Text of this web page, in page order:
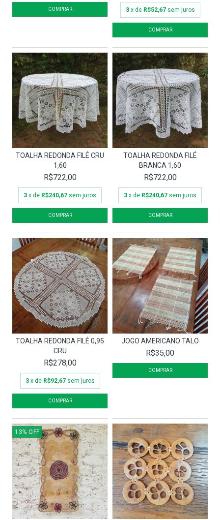
3 x de R$52,67 sem juros
TOALHA REDONDA FILÉ CRU
1,60
R$722,00
3 x de R$240,67 sem juros
TOALHA REDONDA FILÉ
BRANCA 1,60
R$722,00
3 x de R$240,67 sem juros
TOALHA REDONDA FILÉ 0,95
CRU
R$278,00
3 x de R$92,67 sem juros
JOGO AMERICANO TALO
R$35,00
13% OFF